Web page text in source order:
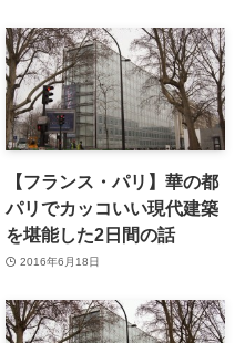
【フランス・パリ】華の都
パリでカッコいい現代建築
を堪能した2日間の話
2016年6月18日